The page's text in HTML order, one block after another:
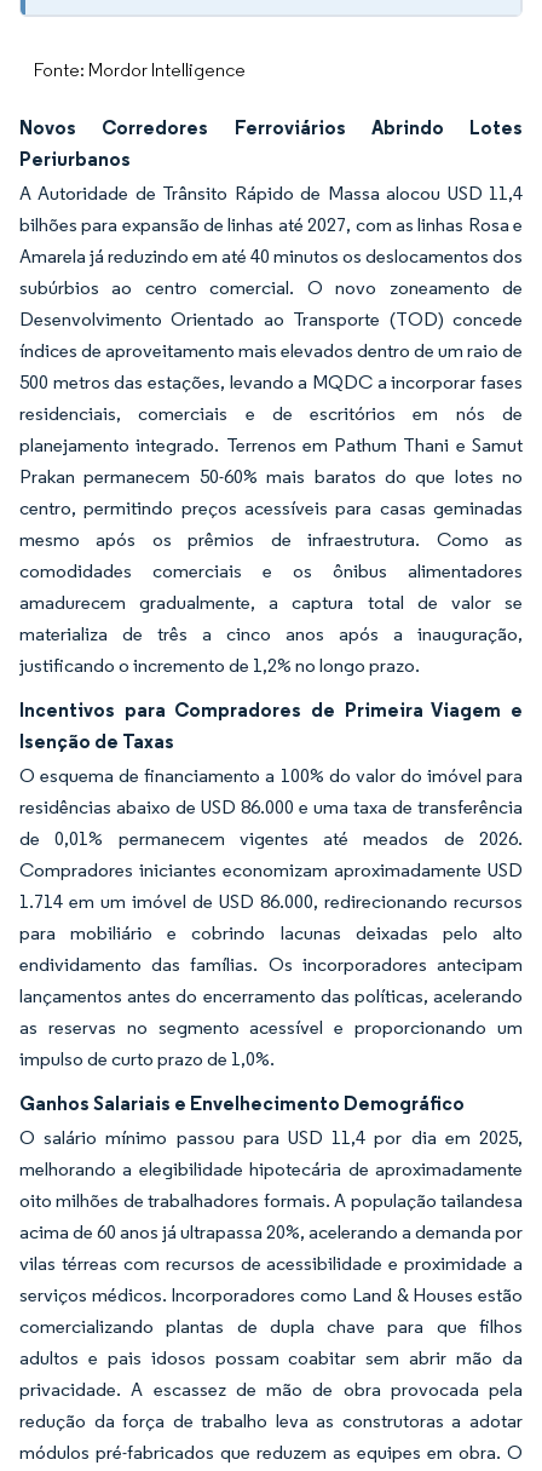
Fonte: Mordor Intelligence
Novos Corredores Ferroviários Abrindo Lotes
Periurbanos
A Autoridade de Trânsito Rápido de Massa alocou USD 11,4
bilhões para expansão de linhas até 2027, com as linhas Rosa e
Amarela já reduzindo em até 40 minutos os deslocamentos dos
subúrbios ao centro comercial. O novo zoneamento de
Desenvolvimento Orientado ao Transporte (TOD) concede
índices de aproveitamento mais elevados dentro de um raio de
500 metros das estações, levando a MQDC a incorporar fases
residenciais, comerciais e de escritórios em nós de
planejamento integrado. Terrenos em Pathum Thani e Samut
Prakan permanecem 50-60% mais baratos do que lotes no
centro, permitindo preços acessíveis para casas geminadas
mesmo após os prêmios de infraestrutura. Como as
comodidades comerciais e os ônibus alimentadores
amadurecem gradualmente, a captura total de valor se
materializa de três a cinco anos após a inauguração,
justificando o incremento de 1,2% no longo prazo.
Incentivos para Compradores de Primeira Viagem e
Isenção de Taxas
O esquema de financiamento a 100% do valor do imóvel para
residências abaixo de USD 86.000 e uma taxa de transferência
de 0,01% permanecem vigentes até meados de 2026.
Compradores iniciantes economizam aproximadamente USD
1.714 em um imóvel de USD 86.000, redirecionando recursos
para mobiliário e cobrindo lacunas deixadas pelo alto
endividamento das famílias. Os incorporadores antecipam
lançamentos antes do encerramento das políticas, acelerando
as reservas no segmento acessível e proporcionando um
impulso de curto prazo de 1,0%.
Ganhos Salariais e Envelhecimento Demográfico
O salário mínimo passou para USD 11,4 por dia em 2025,
melhorando a elegibilidade hipotecária de aproximadamente
oito milhões de trabalhadores formais. A população tailandesa
acima de 60 anos já ultrapassa 20%, acelerando a demanda por
vilas térreas com recursos de acessibilidade e proximidade a
serviços médicos. Incorporadores como Land & Houses estão
comercializando plantas de dupla chave para que filhos
adultos e pais idosos possam coabitar sem abrir mão da
privacidade. A escassez de mão de obra provocada pela
redução da força de trabalho leva as construtoras a adotar
módulos pré-fabricados que reduzem as equipes em obra. O